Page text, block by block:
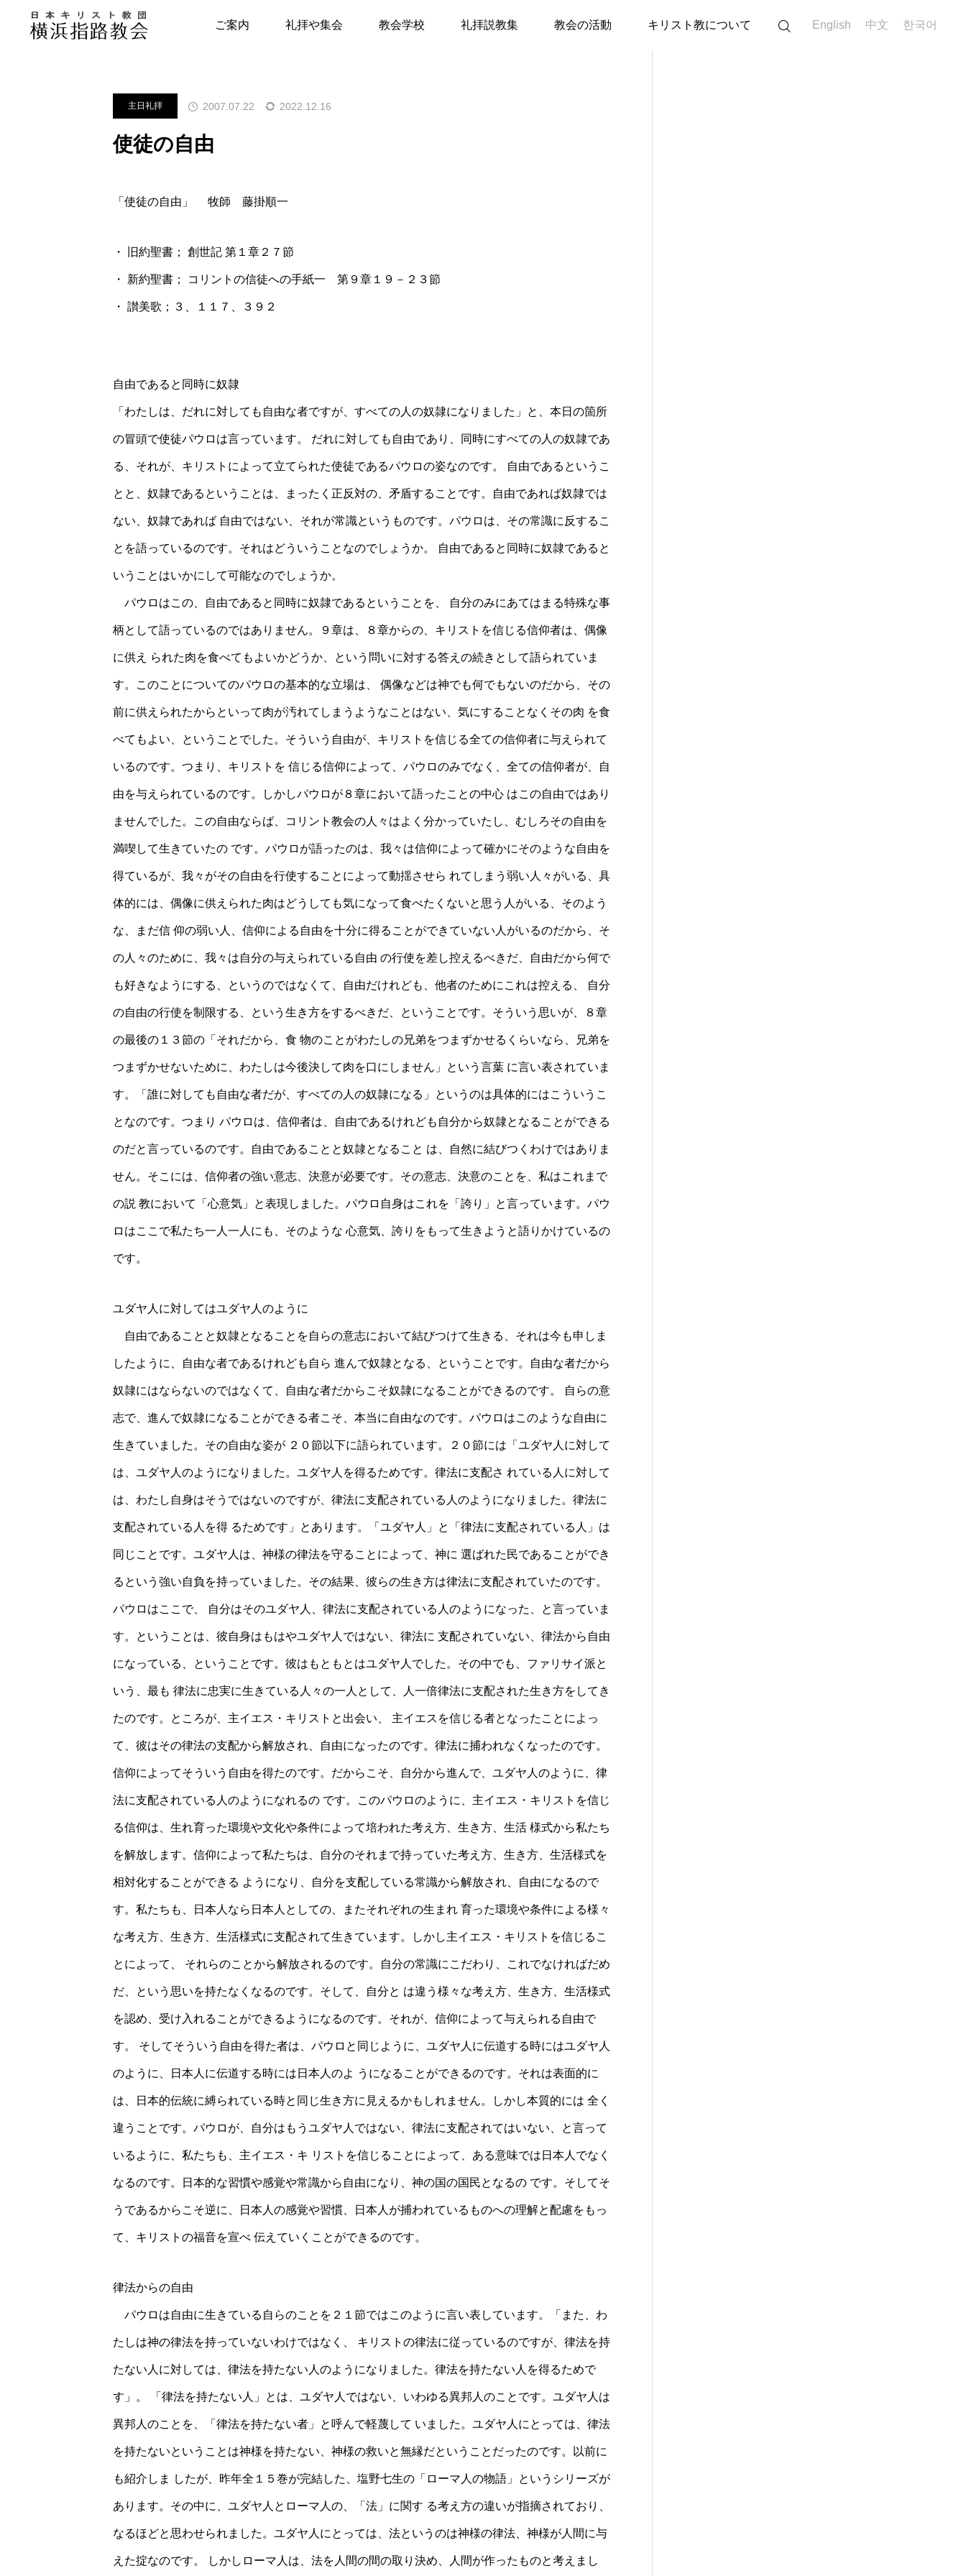
ご案内 礼拝や集会 教会学校 礼拝説教集 教会の活動 キリスト教について English 中文 한국어
主日礼拝 使徒の自由
主日礼拝 2007.07.22 2022.12.16
使徒の自由
「使徒の自由」 牧師 藤掛順一
・ 旧約聖書； 創世記 第１章２７節
・ 新約聖書； コリントの信徒への手紙一 第９章１９－２３節
・ 讃美歌；３、１１７、３９２
自由であると同時に奴隷
「わたしは、だれに対しても自由な者ですが、すべての人の奴隷になりました」と、本日の箇所
の冒頭で使徒パウロは言っています。 だれに対しても自由であり、同時にすべての人の奴隷であ
る、それが、キリストによって立てられた使徒であるパウロの姿なのです。 自由であるというこ
とと、奴隷であるということは、まったく正反対の、矛盾することです。自由であれば奴隷では
ない、奴隷であれば 自由ではない、それが常識というものです。パウロは、その常識に反するこ
とを語っているのです。それはどういうことなのでしょうか。 自由であると同時に奴隷であると
いうことはいかにして可能なのでしょうか。
パウロはこの、自由であると同時に奴隷であるということを、 自分のみにあてはまる特殊な事
柄として語っているのではありません。９章は、８章からの、キリストを信じる信仰者は、偶像
に供え られた肉を食べてもよいかどうか、という問いに対する答えの続きとして語られていま
す。このことについてのパウロの基本的な立場は、 偶像などは神でも何でもないのだから、その
前に供えられたからといって肉が汚れてしまうようなことはない、気にすることなくその肉 を食
べてもよい、ということでした。そういう自由が、キリストを信じる全ての信仰者に与えられて
いるのです。つまり、キリストを 信じる信仰によって、パウロのみでなく、全ての信仰者が、自
由を与えられているのです。しかしパウロが８章において語ったことの中心 はこの自由ではあり
ませんでした。この自由ならば、コリント教会の人々はよく分かっていたし、むしろその自由を
満喫して生きていたの です。パウロが語ったのは、我々は信仰によって確かにそのような自由を
得ているが、我々がその自由を行使することによって動揺させら れてしまう弱い人々がいる、具
体的には、偶像に供えられた肉はどうしても気になって食べたくないと思う人がいる、そのよう
な、まだ信 仰の弱い人、信仰による自由を十分に得ることができていない人がいるのだから、そ
の人々のために、我々は自分の与えられている自由 の行使を差し控えるべきだ、自由だから何で
も好きなようにする、というのではなくて、自由だけれども、他者のためにこれは控える、 自分
の自由の行使を制限する、という生き方をするべきだ、ということです。そういう思いが、８章
の最後の１３節の「それだから、食 物のことがわたしの兄弟をつまずかせるくらいなら、兄弟を
つまずかせないために、わたしは今後決して肉を口にしません」という言葉 に言い表されていま
す。「誰に対しても自由な者だが、すべての人の奴隷になる」というのは具体的にはこういうこ
となのです。つまり パウロは、信仰者は、自由であるけれども自分から奴隷となることができる
のだと言っているのです。自由であることと奴隷となること は、自然に結びつくわけではありま
せん。そこには、信仰者の強い意志、決意が必要です。その意志、決意のことを、私はこれまで
の説 教において「心意気」と表現しました。パウロ自身はこれを「誇り」と言っています。パウ
ロはここで私たち一人一人にも、そのような 心意気、誇りをもって生きようと語りかけているの
です。
ユダヤ人に対してはユダヤ人のように
自由であることと奴隷となることを自らの意志において結びつけて生きる、それは今も申しま
したように、自由な者であるけれども自ら 進んで奴隷となる、ということです。自由な者だから
奴隷にはならないのではなくて、自由な者だからこそ奴隷になることができるのです。 自らの意
志で、進んで奴隷になることができる者こそ、本当に自由なのです。パウロはこのような自由に
生きていました。その自由な姿が ２０節以下に語られています。２０節には「ユダヤ人に対して
は、ユダヤ人のようになりました。ユダヤ人を得るためです。律法に支配さ れている人に対して
は、わたし自身はそうではないのですが、律法に支配されている人のようになりました。律法に
支配されている人を得 るためです」とあります。「ユダヤ人」と「律法に支配されている人」は
同じことです。ユダヤ人は、神様の律法を守ることによって、神に 選ばれた民であることができ
るという強い自負を持っていました。その結果、彼らの生き方は律法に支配されていたのです。
パウロはここで、 自分はそのユダヤ人、律法に支配されている人のようになった、と言っていま
す。ということは、彼自身はもはやユダヤ人ではない、律法に 支配されていない、律法から自由
になっている、ということです。彼はもともとはユダヤ人でした。その中でも、ファリサイ派と
いう、最も 律法に忠実に生きている人々の一人として、人一倍律法に支配された生き方をしてき
たのです。ところが、主イエス・キリストと出会い、 主イエスを信じる者となったことによっ
て、彼はその律法の支配から解放され、自由になったのです。律法に捕われなくなったのです。
信仰によってそういう自由を得たのです。だからこそ、自分から進んで、ユダヤ人のように、律
法に支配されている人のようになれるの です。このパウロのように、主イエス・キリストを信じ
る信仰は、生れ育った環境や文化や条件によって培われた考え方、生き方、生活 様式から私たち
を解放します。信仰によって私たちは、自分のそれまで持っていた考え方、生き方、生活様式を
相対化することができる ようになり、自分を支配している常識から解放され、自由になるので
す。私たちも、日本人なら日本人としての、またそれぞれの生まれ 育った環境や条件による様々
な考え方、生き方、生活様式に支配されて生きています。しかし主イエス・キリストを信じるこ
とによって、 それらのことから解放されるのです。自分の常識にこだわり、これでなければだめ
だ、という思いを持たなくなるのです。そして、自分と は違う様々な考え方、生き方、生活様式
を認め、受け入れることができるようになるのです。それが、信仰によって与えられる自由で
す。 そしてそういう自由を得た者は、パウロと同じように、ユダヤ人に伝道する時にはユダヤ人
のように、日本人に伝道する時には日本人のよ うになることができるのです。それは表面的に
は、日本的伝統に縛られている時と同じ生き方に見えるかもしれません。しかし本質的には 全く
違うことです。パウロが、自分はもうユダヤ人ではない、律法に支配されてはいない、と言って
いるように、私たちも、主イエス・キ リストを信じることによって、ある意味では日本人でなく
なるのです。日本的な習慣や感覚や常識から自由になり、神の国の国民となるの です。そしてそ
うであるからこそ逆に、日本人の感覚や習慣、日本人が捕われているものへの理解と配慮をもっ
て、キリストの福音を宣べ 伝えていくことができるのです。
律法からの自由
パウロは自由に生きている自らのことを２１節ではこのように言い表しています。「また、わ
たしは神の律法を持っていないわけではなく、 キリストの律法に従っているのですが、律法を持
たない人に対しては、律法を持たない人のようになりました。律法を持たない人を得るためで
す」。 「律法を持たない人」とは、ユダヤ人ではない、いわゆる異邦人のことです。ユダヤ人は
異邦人のことを、「律法を持たない者」と呼んで軽蔑して いました。ユダヤ人にとっては、律法
を持たないということは神様を持たない、神様の救いと無縁だということだったのです。以前に
も紹介しま したが、昨年全１５巻が完結した、塩野七生の「ローマ人の物語」というシリーズが
あります。その中に、ユダヤ人とローマ人の、「法」に関す る考え方の違いが指摘されており、
なるほどと思わせられました。ユダヤ人にとっては、法というのは神様の律法、神様が人間に与
えた掟なのです。 しかしローマ人は、法を人間の間の取り決め、人間が作ったものと考えまし